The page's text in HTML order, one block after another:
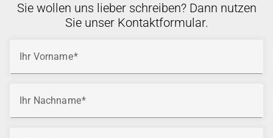
Sie wollen uns lieber schreiben? Dann nutzen
Sie unser Kontaktformular.
Ihr Vorname
Ihr Nachname